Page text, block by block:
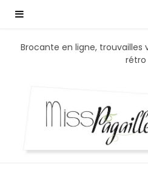
Brocante en ligne,
rétro